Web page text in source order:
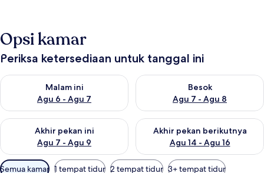
Opsi kamar
Periksa ketersediaan untuk tanggal ini
Malam ini
Agu 6 - Agu 7
Periksa ketersediaan untuk malam ini Agu 6 - Agu 7
Besok
Agu 7 - Agu 8
Periksa ketersediaan untuk
Akhir pekan ini
Agu 7 - Agu 9
Periksa ketersediaan untuk akhir pekan ini Agu 7 - Agu 9
Akhir pekan berikutnya
Agu 14 - Agu 16
Periksa ketersediaan untuk
Filter
Semua kamar 1 tempat tidur 2 tempat tidur 3+ tempat tidur